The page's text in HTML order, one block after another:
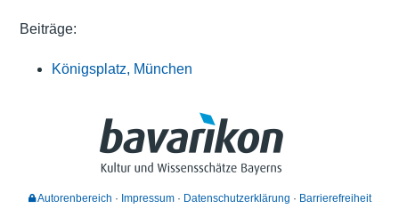
Beiträge:
Königsplatz, München
Autorenbereich Impressum Datenschutzerklärung Barrierefreiheit